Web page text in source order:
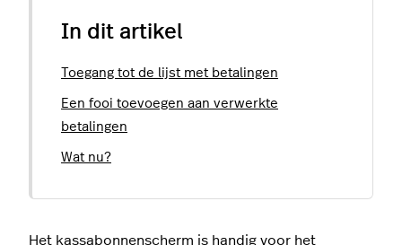
In dit artikel
Toegang tot de lijst met betalingen
Een fooi toevoegen aan verwerkte
betalingen
Wat nu?
Het kassabonnenscherm is handig voor het